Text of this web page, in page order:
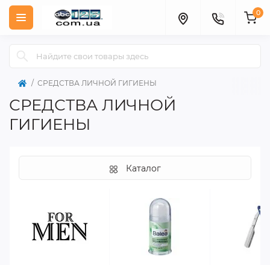
0
СРЕДСТВА ЛИЧНОЙ ГИГИЕНЫ
СРЕДСТВА ЛИЧНОЙ
ГИГИЕНЫ
Каталог